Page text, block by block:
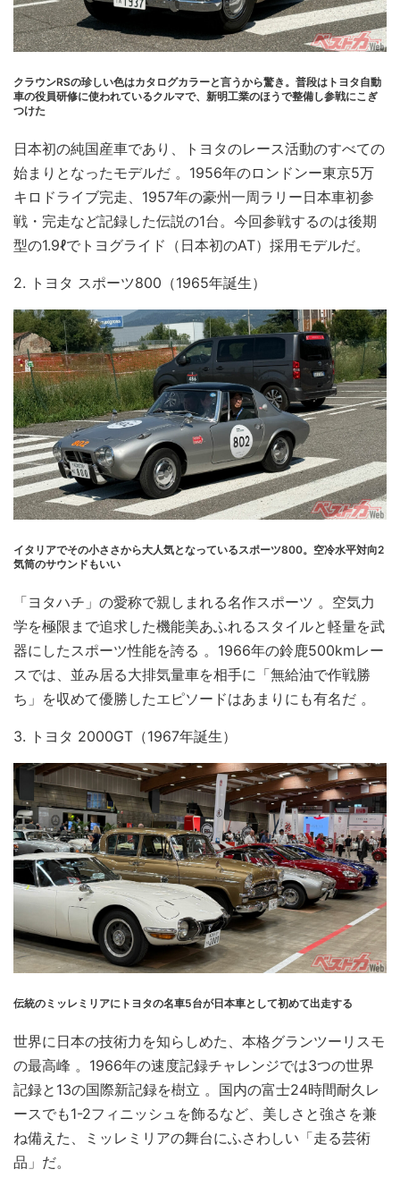
クラウンRSの珍しい色はカタログカラーと言うから驚き。普段はトヨタ自動
車の役員研修に使われているクルマで、新明工業のほうで整備し参戦にこぎ
つけた
日本初の純国産車であり、トヨタのレース活動のすべての
始まりとなったモデルだ 。1956年のロンドンー東京5万
キロドライブ完走、1957年の豪州一周ラリー日本車初参
戦・完走など記録した伝説の1台。今回参戦するのは後期
型の1.9ℓでトヨグライド（日本初のAT）採用モデルだ。
2. トヨタ スポーツ800（1965年誕生）
イタリアでその小ささから大人気となっているスポーツ800。空冷水平対向2
気筒のサウンドもいい
「ヨタハチ」の愛称で親しまれる名作スポーツ 。空気力
学を極限まで追求した機能美あふれるスタイルと軽量を武
器にしたスポーツ性能を誇る 。1966年の鈴鹿500kmレー
スでは、並み居る大排気量車を相手に「無給油で作戦勝
ち」を収めて優勝したエピソードはあまりにも有名だ 。
3. トヨタ 2000GT（1967年誕生）
伝統のミッレミリアにトヨタの名車5台が日本車として初めて出走する
世界に日本の技術力を知らしめた、本格グランツーリスモ
の最高峰 。1966年の速度記録チャレンジでは3つの世界
記録と13の国際新記録を樹立 。国内の富士24時間耐久レ
ースでも1-2フィニッシュを飾るなど、美しさと強さを兼
ね備えた、ミッレミリアの舞台にふさわしい「走る芸術
品」だ。